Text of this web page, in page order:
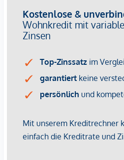
Vermietungsfaktor.
Betriebskosten, was Mietern
Ihnen als Investor einen
grüner Gebäudetechnik sorgt für
steigende Mieterträge.
Kaufpreise der
Zu erwartender Mietertrag